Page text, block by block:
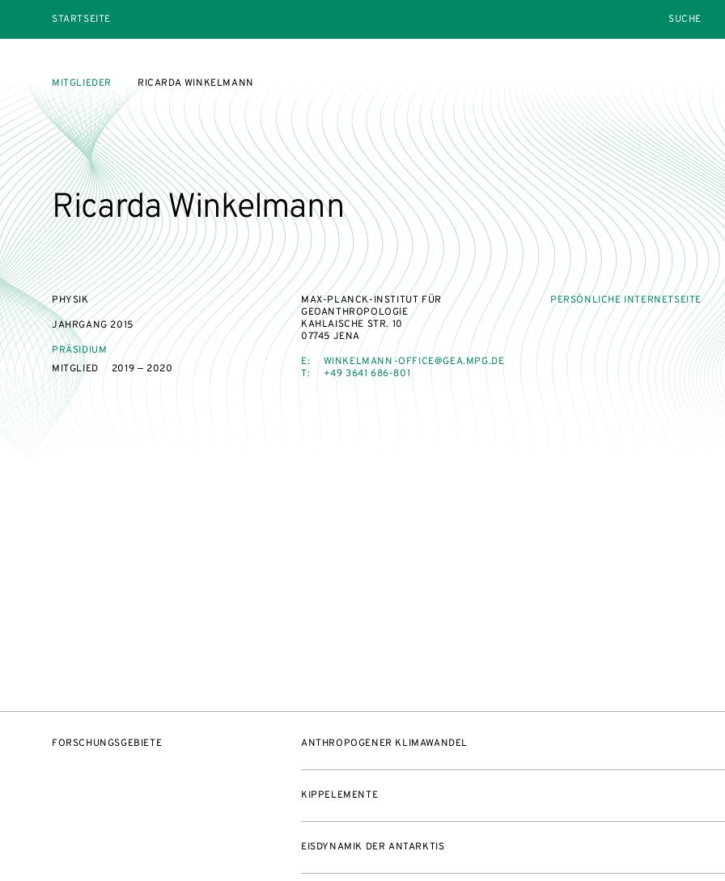
STARTSEITE
MITGLIEDER RICARDA WINKELMANN
Ricarda Winkelmann
PHYSIK
JAHRGANG 2015
PRÄSIDIUM
MITGLIED
2019 — 2020
MAX-PLANCK-INSTITUT FÜR
GEOANTHROPOLOGIE
KAHLAISCHE STR. 10
07745 JENA
E:
WINKELMANN-OFFICE@GEA.MPG.DE
T:
+49 3641 686-801
PERSÖNLICHE INTERNETSEITE
FORSCHUNGSGEBIETE ANTHROPOGENER KLIMAWANDEL
KIPPELEMENTE
EISDYNAMIK DER ANTARKTIS